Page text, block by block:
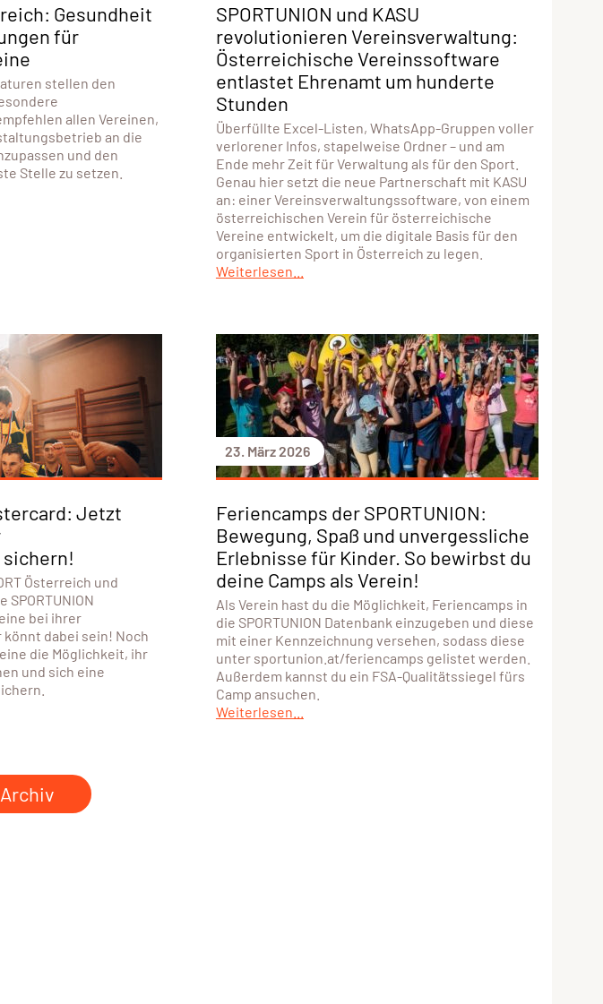
Gesundheit
für
stellen den
allen Vereinen,
an die
und den
Stelle zu setzen.
SPORTUNION und KASU
revolutionieren Vereinsverwaltung:
Österreichische Vereinssoftware
entlastet Ehrenamt um hunderte
Stunden
Überfüllte Excel-Listen, WhatsApp-Gruppen voller
verlorener Infos, stapelweise Ordner – und am
Ende mehr Zeit für Verwaltung als für den Sport.
Genau hier setzt die neue Partnerschaft mit KASU
an: einer Vereinsverwaltungssoftware, von einem
österreichischen Verein für österreichische
Vereine entwickelt, um die digitale Basis für den
organisierten Sport in Österreich zu legen.
Weiterlesen...
Jetzt
Österreich und
bei ihrer
dabei sein! Noch
die Möglichkeit, ihr
und sich eine
23. März 2026
Feriencamps der SPORTUNION:
Bewegung, Spaß und unvergessliche
Erlebnisse für Kinder. So bewirbst du
deine Camps als Verein!
Als Verein hast du die Möglichkeit, Feriencamps in
die SPORTUNION Datenbank einzugeben und diese
mit einer Kennzeichnung versehen, sodass diese
unter sportunion.at/feriencamps gelistet werden.
Außerdem kannst du ein FSA-Qualitätssiegel fürs
Camp ansuchen.
Weiterlesen...